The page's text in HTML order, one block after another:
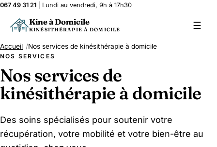
067 49 31 21 Lundi au vendredi, 9h à 17h30
Kine à Domicile
KINÉSITHÉRAPIE À DOMICILE ☰
Accueil Nos services de kinésithérapie à domicile
NOS SERVICES
Nos services de
kinésithérapie à domicile
Des soins spécialisés pour soutenir votre
récupération, votre mobilité et votre bien-être au